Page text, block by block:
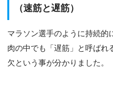
（速筋と遅筋）
マラソン選手のように持続的
肉の中でも「遅筋」と呼ばれ
欠という事が分かりました。